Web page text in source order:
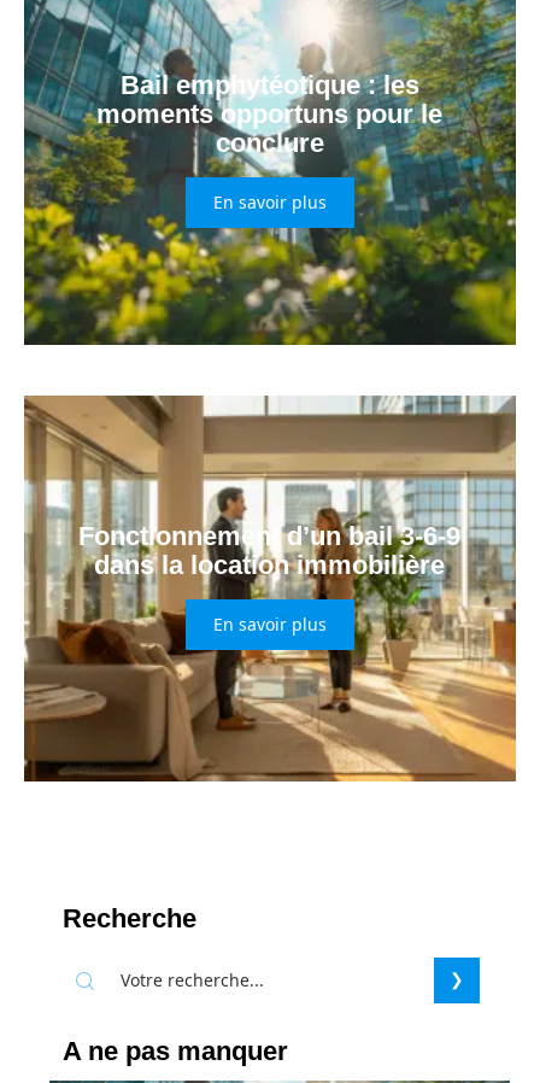
Bail emphytéotique : les
moments opportuns pour le
conclure
En savoir plus
Fonctionnement d’un bail 3-6-9
dans la location immobilière
En savoir plus
Recherche
A ne pas manquer